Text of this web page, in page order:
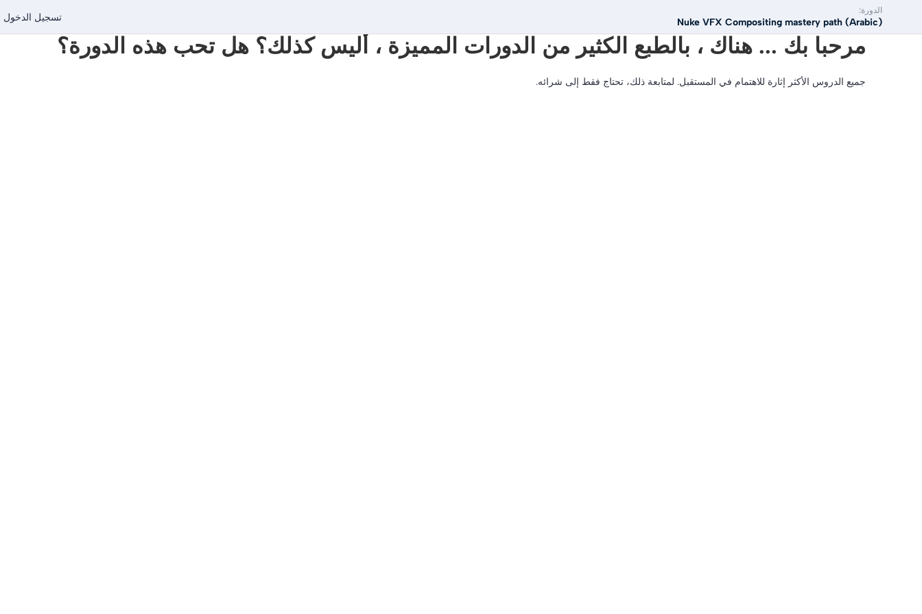
الدورة:
Nuke VFX Compositing mastery path (Arabic) تسجيل الدخول
مرحبا بك ... هناك ، بالطبع الكثير من الدورات المميزة ، أليس كذلك؟ هل تحب هذه الدورة؟
جميع الدروس الأكثر إثارة للاهتمام في المستقبل. لمتابعة ذلك، تحتاج فقط إلى شرائه.